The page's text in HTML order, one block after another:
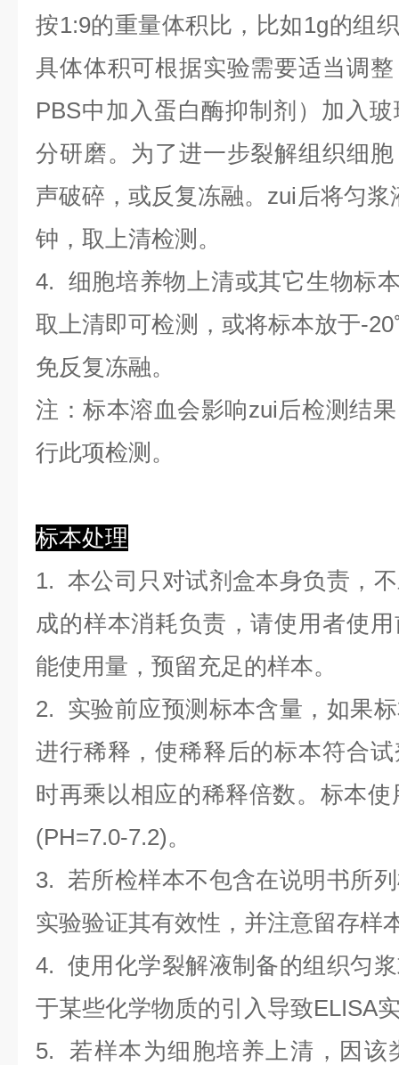
按1:9的重量体积比，比如1g的组
具体体积可根据实验需要适当调
PBS中加入蛋白酶抑制剂）加入
分研磨。为了进一步裂解组织细
声破碎，或反复冻融。zui后将匀浆
钟，取上清检测。
4. 细胞培养物上清或其它生物标
取上清即可检测，或将标本放于-
免反复冻融。
注：标本溶血会影响zui后检测结
行此项检测。
标本处理
1. 本公司只对试剂盒本身负责，
成的样本消耗负责，请使用者使
能使用量，预留充足的样本。
2. 实验前应预测标本含量，如果
进行稀释，使稀释后的标本符合
时再乘以相应的稀释倍数。标本
(PH=7.0-7.2)。
3. 若所检样本不包含在说明书所
实验验证其有效性，并注意留存样
4. 使用化学裂解液制备的组织匀
于某些化学物质的引入导致ELISA
5. 若样本为细胞培养上清，因该